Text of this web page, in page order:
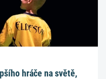
hráče na světě,